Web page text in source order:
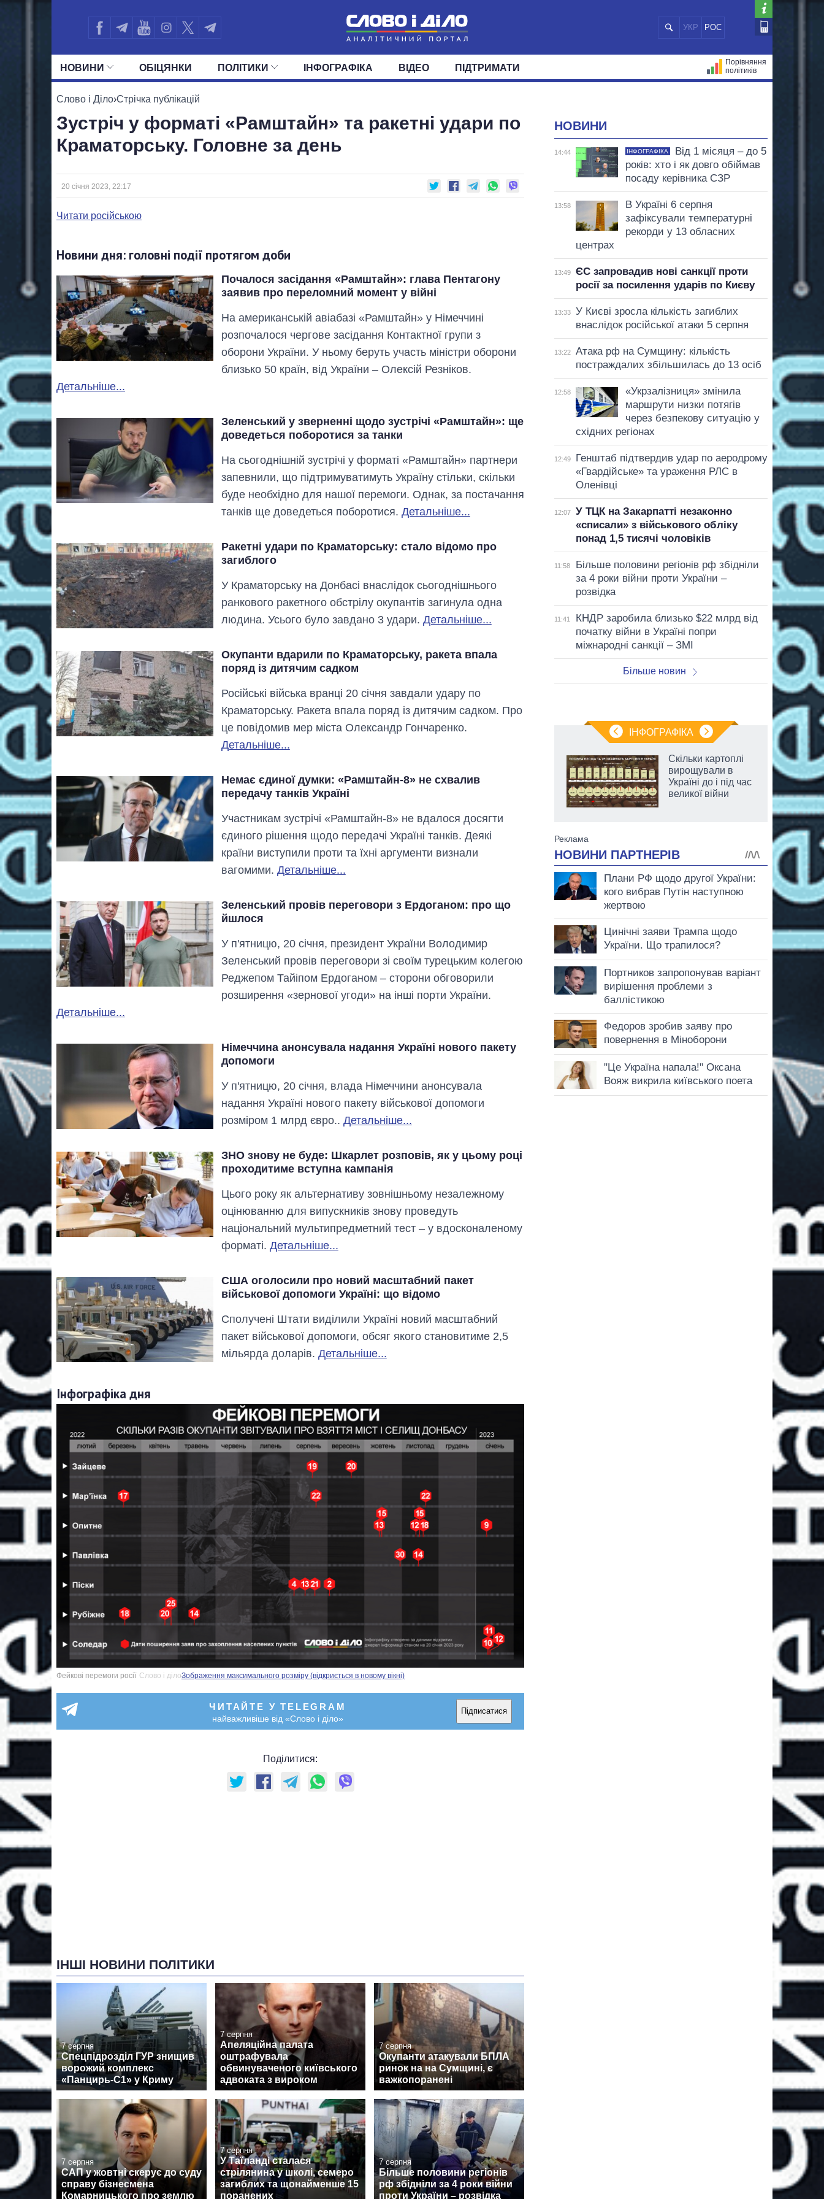
УКР РОС
НОВИНИ
ПОЛІТИКА ЕКОНОМІКА СУСПІЛЬСТВО СВІТ
ОБIЦЯНКИ ПОЛIТИКИ
УСІ ПОЛІТИКИ
ДЕПУТАТИ КОМІТЕТИ ФРАКЦІЇ ОКРУГИ
ІНФОГРАФІКА ВІДЕО ПІДТРИМАТИ
Порівняння
політиків
Слово і Діло›Стрічка публікацій
Зустріч у форматі «Рамштайн» та ракетні удари по
Краматорську. Головне за день
20 січня 2023, 22:17
Читати російською
Новини дня: головні події протягом доби
Почалося засідання «Рамштайн»: глава Пентагону
заявив про переломний момент у війні
На американській авіабазі «Рамштайн» у Німеччині
розпочалося чергове засідання Контактної групи з
оборони України. У ньому беруть участь міністри оборони
близько 50 країн, від України – Олексій Резніков.
Детальніше...
Зеленський у зверненні щодо зустрічі «Рамштайн»: ще
доведеться поборотися за танки
На сьогоднішній зустрічі у форматі «Рамштайн» партнери
запевнили, що підтримуватимуть Україну стільки, скільки
буде необхідно для нашої перемоги. Однак, за постачання
танків ще доведеться поборотися. Детальніше...
Ракетні удари по Краматорську: стало відомо про
загиблого
У Краматорську на Донбасі внаслідок сьогоднішнього
ранкового ракетного обстрілу окупантів загинула одна
людина. Усього було завдано 3 удари. Детальніше...
Окупанти вдарили по Краматорську, ракета впала
поряд із дитячим садком
Російські війська вранці 20 січня завдали удару по
Краматорську. Ракета впала поряд із дитячим садком. Про
це повідомив мер міста Олександр Гончаренко.
Детальніше...
Немає єдиної думки: «Рамштайн-8» не схвалив
передачу танків Україні
Участникам зустрічі «Рамштайн-8» не вдалося досягти
єдиного рішення щодо передачі Україні танків. Деякі
країни виступили проти та їхні аргументи визнали
вагомими. Детальніше...
Зеленський провів переговори з Ердоганом: про що
йшлося
У п'ятницю, 20 січня, президент України Володимир
Зеленський провів переговори зі своїм турецьким колегою
Реджепом Тайіпом Ердоганом – сторони обговорили
розширення «зернової угоди» на інші порти України.
Детальніше...
Німеччина анонсувала надання Україні нового пакету
допомоги
У п'ятницю, 20 січня, влада Німеччини анонсувала
надання Україні нового пакету військової допомоги
розміром 1 млрд євро.. Детальніше...
ЗНО знову не буде: Шкарлет розповів, як у цьому році
проходитиме вступна кампанія
Цього року як альтернативу зовнішньому незалежному
оцінюванню для випускників знову проведуть
національний мультипредметний тест – у вдосконаленому
форматі. Детальніше...
США оголосили про новий масштабний пакет
військової допомоги Україні: що відомо
Сполучені Штати виділили Україні новий масштабний
пакет військової допомоги, обсяг якого становитиме 2,5
мільярда доларів. Детальніше...
Інфографіка дня
Фейкові перемоги росії Слово і ділоЗображення максимального розміру (відкриється в новому вікні)
ЧИТАЙТЕ У TELEGRAM
найважливіше від «Слово і діло»
Підписатися
Поділитися:
ІНШІ НОВИНИ ПОЛІТИКИ
7 серпня
Спецпідрозділ ГУР знищив
ворожий комплекс
«Панцирь-С1» у Криму
7 серпня
Апеляційна палата
оштрафувала
обвинуваченого київського
адвоката з вироком
7 серпня
Окупанти атакували БПЛА
ринок на на Сумщині, є
важкопоранені
7 серпня
САП у жовтні скерує до суду
справу бізнесмена
Комарницького про землю
7 серпня
У Таїланді сталася
стрілянина у школі, семеро
загиблих та щонайменше 15
поранених
7 серпня
Більше половини регіонів
рф збідніли за 4 роки війни
проти України – розвідка
НОВИНИ
14:44 ІНФОГРАФІКА
Від 1 місяця – до 5
років: хто і як довго обіймав
посаду керівника СЗР
13:58
В Україні 6 серпня
зафіксували температурні
рекорди у 13 обласних
центрах
13:49
ЄС запровадив нові санкції проти
росії за посилення ударів по Києву
13:33
У Києві зросла кількість загиблих
внаслідок російської атаки 5 серпня
13:22
Атака рф на Сумщину: кількість
постраждалих збільшилась до 13 осіб
12:58
«Укрзалізниця» змінила
маршрути низки потягів
через безпекову ситуацію у
східних регіонах
12:49
Генштаб підтвердив удар по аеродрому
«Гвардійське» та ураження РЛС в
Оленівці
12:07
У ТЦК на Закарпатті незаконно
«списали» з військового обліку
понад 1,5 тисячі чоловіків
11:58
Більше половини регіонів рф збідніли
за 4 роки війни проти України –
розвідка
11:41
КНДР заробила близько $22 млрд від
початку війни в Україні попри
міжнародні санкції – ЗМІ
Більше новин
ІНФОГРАФІКА
коштують і
Anthropic
Скільки картоплі
вирощували в
Україні до і під час
великої війни